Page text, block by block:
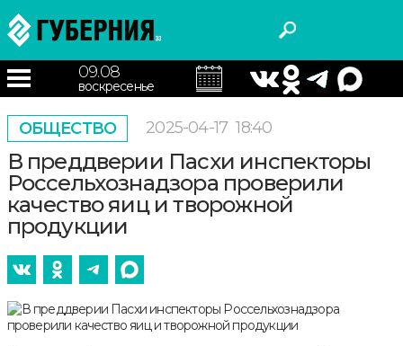
09.08
воскресенье
ОБЩЕСТВО 2025-04-17 18:40
В преддверии Пасхи инспекторы
Россельхознадзора проверили
качество яиц и творожной
продукции